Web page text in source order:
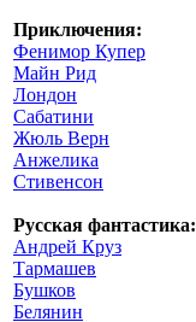
Приключения:
Фенимор Купер
Майн Рид
Лондон
Сабатини
Жюль Верн
Анжелика
Стивенсон
Русская фантастика:
Андрей Круз
Тармашев
Бушков
Белянин